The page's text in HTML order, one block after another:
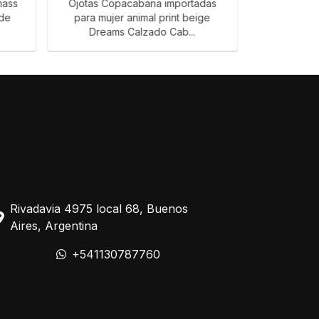
Ojotas Copacabana importadas
para mujer animal print beige
Dreams Calzado Cab...
Rivadavia 4975 local 68, Buenos
Aires, Argentina
+541130787760